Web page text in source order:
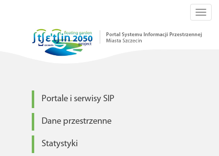
Portale i serwisy SIP
Dane przestrzenne
Statystyki